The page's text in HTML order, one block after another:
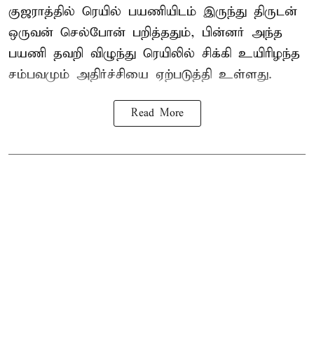
குஜராத்தில் ரெயில் பயணியிடம் இருந்து திருடன்
ஒருவன் செல்போன் பறித்ததும், பின்னர் அந்த
பயணி தவறி விழுந்து ரெயிலில் சிக்கி உயிரிழந்த
சம்பவமும் அதிர்ச்சியை ஏற்படுத்தி உள்ளது.
Read More